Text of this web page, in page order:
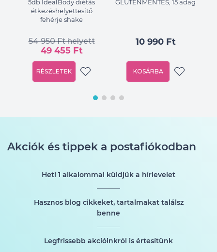
5db IdealBody diétás
étkezéshelyettesítő
fehérje shake
54 950 Ft helyett
49 455 Ft
RÉSZLETEK
GLUTÉNMENTES, 15 adag
10 990 Ft
KOSÁRBA
Akciók és tippek a postafiókodban
Heti 1 alkalommal küldjük a hírlevelet
Hasznos blog cikkeket, tartalmakat találsz
benne
Legfrissebb akcióinkról is értesítünk